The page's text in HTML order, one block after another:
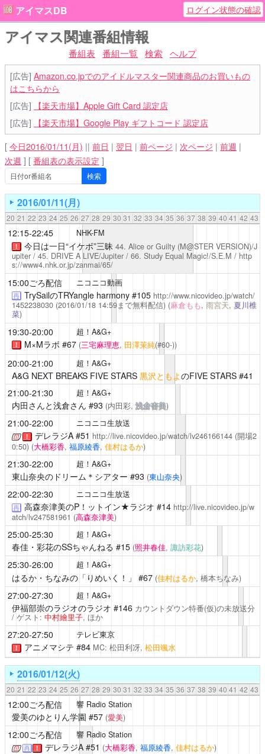
アイマスDB ログイン状態の確認
アイマス関連番組情報
番組表 番組一覧 検索 ヘルプ
[広告] Amazon.co.jpでのアイドルマスター関連商品のお買いもの
はこちらから
[広告]
【楽天市場】Apple Gift Card 認定店
[広告]
【楽天市場】Google Play ギフトコード 認定店
[ 今日2016/01/11(月) || 前日 | 翌日 | 前ページ | 次ページ | 前週 |
次週 ] [ 番組表の表示設定 ]
2016/01/11(月)
20 21 22 23 24 25 26 27 28 29 30 31 32 33 34 35 36 37 38 39 40 41 42 43
12:15-22:45 NHK-FM
！ 今日は一日“イケボ”三昧 44. Alice or Guilty (M@STER VERSION)/J
upiter / 45. DRIVE A LIVE/Jupiter / 66. Study Equal Magic!/S.E.M / http
s://www4.nhk.or.jp/zanmai/65/
15:00ごろ配信 ニコニコ動画
再 TrySailのTRYangle harmony#105 http://www.nicovideo.jp/watch/
1452238030(2016/01/18 14:59まで無料配信) (麻倉もも, 雨宮天, 夏川椎
菜)
19:30-20:00 超！A&G+
！ M×Mラボ #67 (三宅麻理恵, 田澤茉純(#60-))
20:00-21:00 超！A&G+
A&G NEXT BREAKS FIVE STARS 黒沢ともよのFIVE STARS #41
21:00-21:30
超！A&G+
内田さんと浅倉さん #93 (内田彩,浅倉杏美)
21:00-22:00 ニコニコ生放送
！ デレラジA#51 http://live.nicovideo.jp/watch/lv246166144(開場2
0:50) (大橋彩香, 福原綾香, 佳村はるか)
21:30-22:00 超！A&G+
東山奈央のドリーム＊シアター #93 (東山奈央)
22:00-22:30 ニコニコ生放送
再 高森奈津美のP！ットイン★ラジオ #14 http://live.nicovideo.jp/w
atch/lv247581961 (高森奈津美)
25:00-25:30 超！A&G+
春佳・彩花のSSちゃんねる #15 (照井春佳, 諏訪彩花)
25:30-26:00 超！A&G+
はるか・ちなみの「りめいく！」 #67 (佳村はるか, 橋本ちなみ)
27:00-27:30 超！A&G+
伊福部崇のラジオのラジオ #146 カウントダウン特番(仮)の未放送分
/ ゲスト: 中村繪里子, ほか
27:20-27:50 テレビ東京
！ アニメマシテ #84 MC: 松田利冴, 松田颯水
2016/01/12(火)
20 21 22 23 24 25 26 27 28 29 30 31 32 33 34 35 36 37 38 39 40 41 42 43
12:00ごろ配信 響 Radio Station
愛美のゆとりん学園 #57 (愛美)
12:00ごろ配信 響 Radio Station
再 ！ デレラジA#51 (大橋彩香, 福原綾香, 佳村はるか)